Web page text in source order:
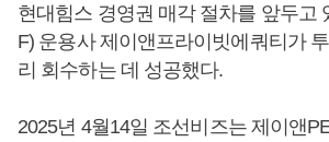
현대힘스 경영권 매각 절차를 앞두고
F) 운용사 제이앤프라이빗에쿼티가
리 회수하는 데 성공했다.
2025년 4월14일 조선비즈는 제이앤